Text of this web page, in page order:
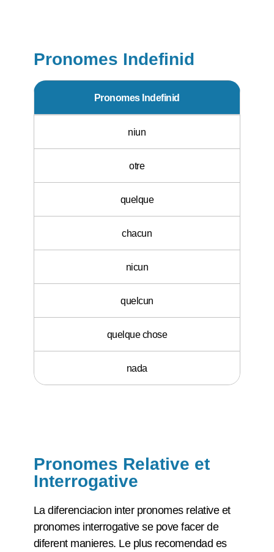
Pronomes Indefinid
Pronomes Indefinid
niun
otre
quelque
chacun
nicun
quelcun
quelque chose
nada
Pronomes Relative et
Interrogative
La diferenciacion inter pronomes relative et
pronomes interrogative se pove facer de
diferent manieres. Le plus recomendad es